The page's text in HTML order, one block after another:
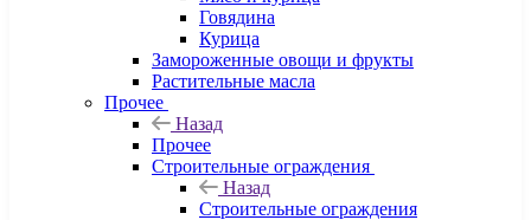
Говядина
Курица
Замороженные овощи и фрукты
Растительные масла
Прочее
Назад
Прочее
Строительные ограждения
Назад
Строительные ограждения